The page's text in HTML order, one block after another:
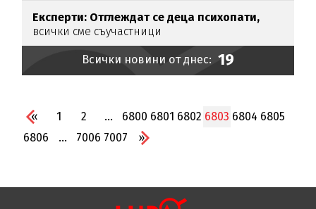
Експерти: Отглеждат се деца психопати,
всички сме съучастници
Всички новини от днес: 19
« 1 2 ... 6800 6801 6802 6803 6804 6805
6806
... 7006 7007 »